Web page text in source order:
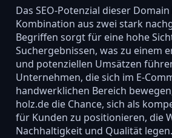
Das SEO-Potenzial dieser
Kombination aus zwei stark
Begriffen sorgt für eine hohe
Suchergebnissen, was zu einem
und potenziellen Umsätzen
Unternehmen, die sich im E-
handwerklichen Bereich
holz.de die Chance, sich als
für Kunden zu positionieren, die
Nachhaltigkeit und Qualität legen.